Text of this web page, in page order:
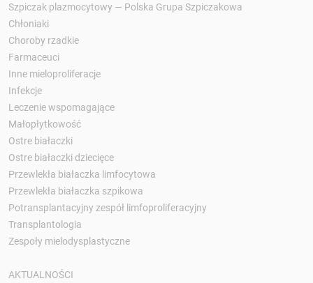
Szpiczak plazmocytowy — Polska Grupa Szpiczakowa
Chłoniaki
Choroby rzadkie
Farmaceuci
Inne mieloproliferacje
Infekcje
Leczenie wspomagające
Małopłytkowość
Ostre białaczki
Ostre białaczki dziecięce
Przewlekła białaczka limfocytowa
Przewlekła białaczka szpikowa
Potransplantacyjny zespół limfoproliferacyjny
Transplantologia
Zespoły mielodysplastyczne
AKTUALNOŚCI